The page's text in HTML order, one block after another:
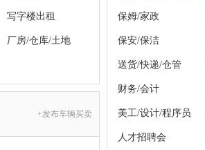
写字楼出租
厂房/仓库/土地
+发布车辆买卖
保姆/家政
保安/保洁
送货/快递/仓管
财务/会计
美工/设计/程序员
人才招聘会